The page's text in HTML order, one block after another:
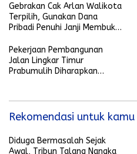
Gebrakan Cak Arlan Walikota
Terpilih, Gunakan Dana
Pribadi Penuhi Janji Membuka
Pekerjaan Pembangunan
Jalan Lingkar Timur
Prabumulih Diharapkan
Rekomendasi untuk kamu
Diduga Bermasalah Sejak
Awal, Tribun Talang Nangka